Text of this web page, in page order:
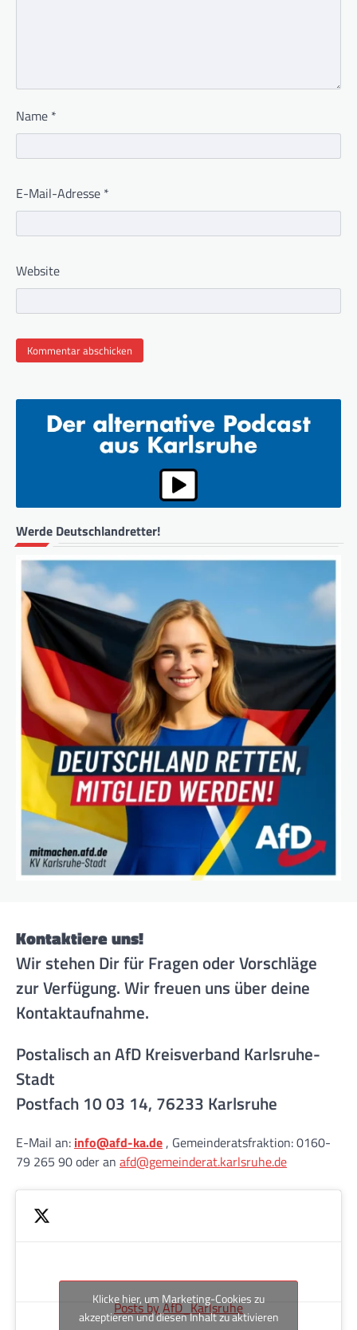
Name *
E-Mail-Adresse *
Website
Werde Deutschlandretter!
Kontaktiere uns!
Wir stehen Dir für Fragen oder Vorschläge
zur Verfügung. Wir freuen uns über deine
Kontaktaufnahme.
Postalisch an AfD Kreisverband Karlsruhe-
Stadt
Postfach 10 03 14, 76233 Karlsruhe
E-Mail an: info@afd-ka.de , Gemeinderatsfraktion: 0160-
79 265 90 oder an afd@gemeinderat.karlsruhe.de
Posts by AfD_Karlsruhe
Klicke hier, um Marketing-Cookies zu
akzeptieren und diesen Inhalt zu aktivieren